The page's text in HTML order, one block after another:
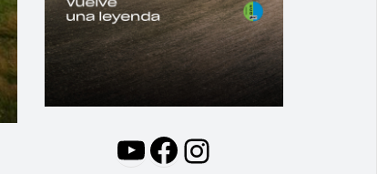
YouTube
Facebook
Instagram